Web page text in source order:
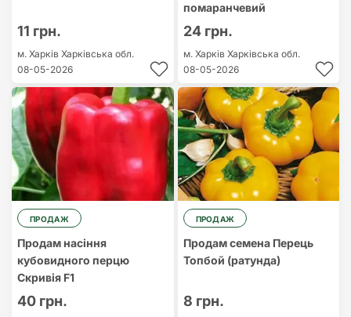
11 грн.
м. Харків Харківська обл.
08-05-2026
помаранчевий
24 грн.
м. Харків Харківська обл.
08-05-2026
ПРОДАЖ
Продам насіння
кубовидного перцю
Скривія F1
40 грн.
ПРОДАЖ
Продам семена Перець
Топбой (ратунда)
8 грн.